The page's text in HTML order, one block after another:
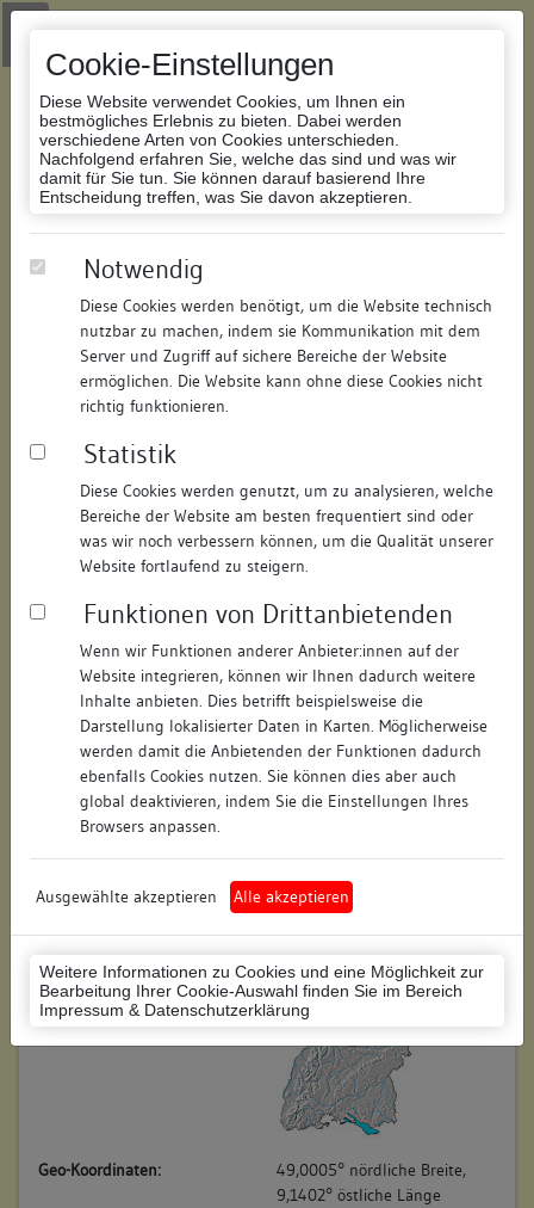
Cookie-Einstellungen
Diese Website verwendet Cookies, um Ihnen ein
bestmögliches Erlebnis zu bieten. Dabei werden
verschiedene Arten von Cookies unterschieden.
Nachfolgend erfahren Sie, welche das sind und was wir
damit für Sie tun. Sie können darauf basierend Ihre
Entscheidung treffen, was Sie davon akzeptieren.
Notwendig
Diese Cookies werden benötigt, um die Website technisch
nutzbar zu machen, indem sie Kommunikation mit dem
Server und Zugriff auf sichere Bereiche der Website
ermöglichen. Die Website kann ohne diese Cookies nicht
richtig funktionieren.
Statistik
Diese Cookies werden genutzt, um zu analysieren, welche
Bereiche der Website am besten frequentiert sind oder
was wir noch verbessern können, um die Qualität unserer
Website fortlaufend zu steigern.
Funktionen von Drittanbietenden
Wenn wir Funktionen anderer Anbieter:innen auf der
Website integrieren, können wir Ihnen dadurch weitere
Inhalte anbieten. Dies betrifft beispielsweise die
Darstellung lokalisierter Daten in Karten. Möglicherweise
werden damit die Anbietenden der Funktionen dadurch
ebenfalls Cookies nutzen. Sie können dies aber auch
global deaktivieren, indem Sie die Einstellungen Ihres
Browsers anpassen.
Ausgewählte akzeptieren Alle akzeptieren
Weitere Informationen zu Cookies und eine Möglichkeit zur
Bearbeitung Ihrer Cookie-Auswahl finden Sie im Bereich
Impressum & Datenschutzerklärung
Zur Navigation springen
Zum Inhalt der Website springen
Datenbank Bauforschung/Restaurierung
125379531418/Datum:01.08.2012
Datenbestand:
Bauforschung und Restaurierung
Als PDF herunterladen:
Objektdaten
Straße: Hauptstraße
Hausnummer: 24/1
Postleitzahl: 74354
Stadt-Teilort: Besigheim
Regierungsbezirk: Stuttgart
Ludwigsburg (Landkreis)
Wohnplatzschlüssel: 8118007001
Flurstücknummer: 120/2
Historischer Straßenname: keiner
Lage des Wohnplatzes:
Geo-Koordinaten:
49,0005° nördliche Breite,
9,1402° östliche Länge